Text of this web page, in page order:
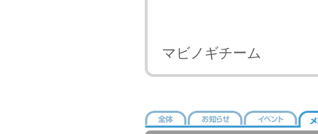
マビノギチーム